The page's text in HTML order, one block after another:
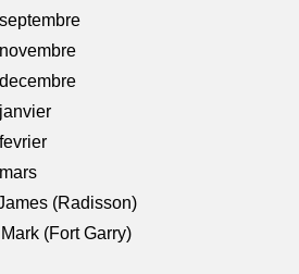
septembre
novembre
decembre
janvier
fevrier
mars
(Radisson)
(Fort Garry)